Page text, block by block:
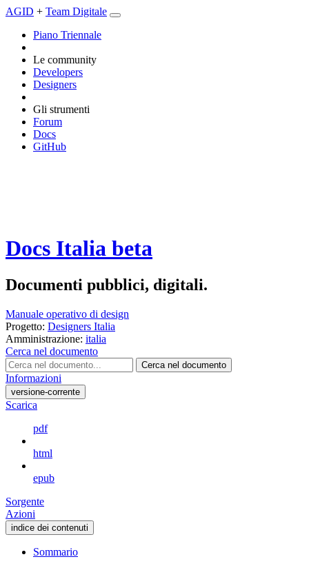
AGID + Team Digitale
Piano Triennale
Le community
Developers
Designers
Gli strumenti
Forum
Docs
GitHub
Docs Italia beta
Documenti pubblici, digitali.
Manuale operativo di design
Progetto: Designers Italia
Amministrazione: italia
Cerca nel documento
Cerca nel documento
Informazioni
versione-corrente
Scarica
pdf
html
epub
Sorgente
Azioni
indice dei contenuti
Sommario